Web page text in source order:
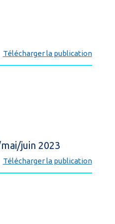
Télécharger la publication
juin 2023
Télécharger la publication